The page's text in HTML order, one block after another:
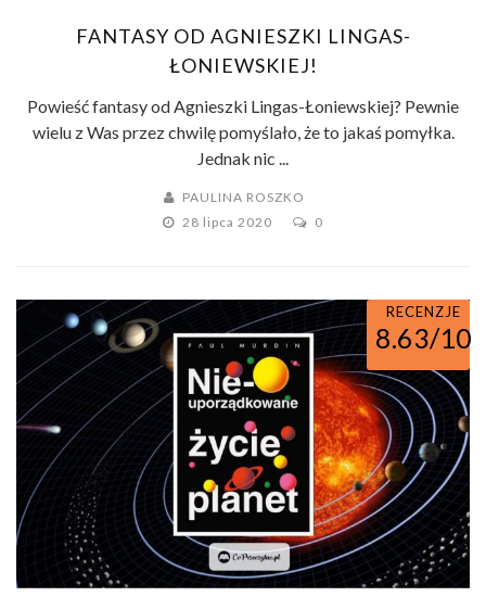
FANTASY OD AGNIESZKI LINGAS-
ŁONIEWSKIEJ!
Powieść fantasy od Agnieszki Lingas-Łoniewskiej? Pewnie
wielu z Was przez chwilę pomyślało, że to jakaś pomyłka.
Jednak nic ...
PAULINA ROSZKO
28 lipca 2020
0
RECENZJE
8.63/10